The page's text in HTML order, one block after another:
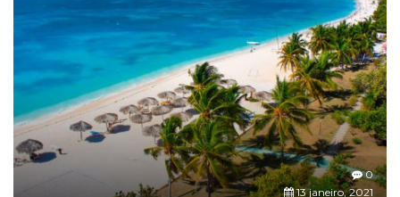
0
13 janeiro, 2021